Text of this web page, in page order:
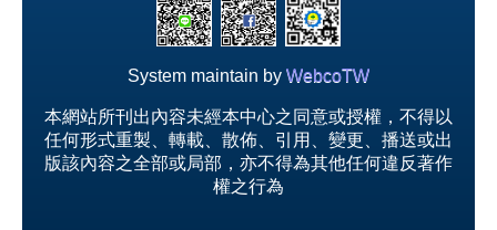
System maintain by WebcoTW
本網站所刊出內容未經本中心之同意或授權，不得以
任何形式重製、轉載、散佈、引用、變更、播送或出
版該內容之全部或局部，亦不得為其他任何違反著作
權之行為